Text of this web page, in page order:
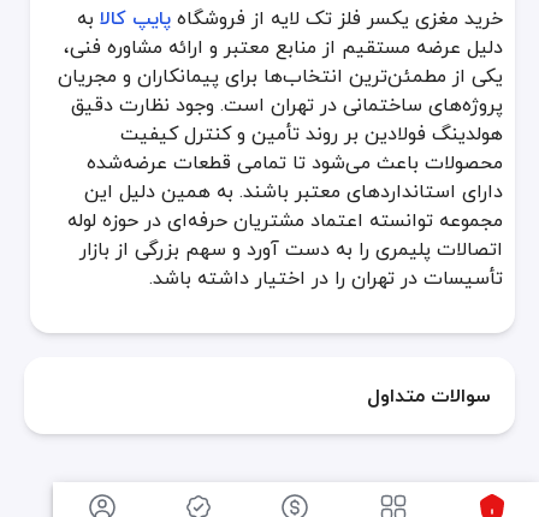
خرید مغزی یکسر فلز تک لایه از فروشگاهپایپ کالا به
دلیل عرضه مستقیم از منابع معتبر و ارائه مشاوره فنی،
یکی از مطمئن‌ترین انتخاب‌ها برای پیمانکاران و مجریان
پروژه‌های ساختمانی در تهران است. وجود نظارت دقیق
هولدینگ فولادین بر روند تأمین و کنترل کیفیت
محصولات باعث می‌شود تا تمامی قطعات عرضه‌شده
دارای استانداردهای معتبر باشند. به همین دلیل این
مجموعه توانسته اعتماد مشتریان حرفه‌ای در حوزه لوله
اتصالات پلیمری را به دست آورد و سهم بزرگی از بازار
تأسیسات در تهران را در اختیار داشته باشد.
سوالات متداول